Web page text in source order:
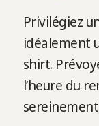
Privilégiez
idéalement
shirt.
l’heure du